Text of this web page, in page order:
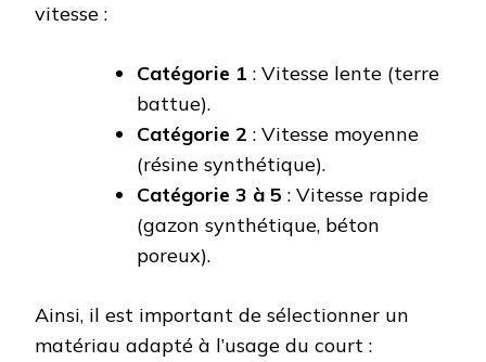
vitesse :
Catégorie 1 : Vitesse lente (terre
battue).
Catégorie 2 : Vitesse moyenne
(résine synthétique).
Catégorie 3 à 5 : Vitesse rapide
(gazon synthétique, béton
poreux).
Ainsi, il est important de sélectionner un
matériau adapté à l’usage du court :